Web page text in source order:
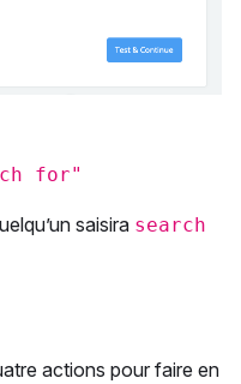
for"
saisira search
actions pour faire en